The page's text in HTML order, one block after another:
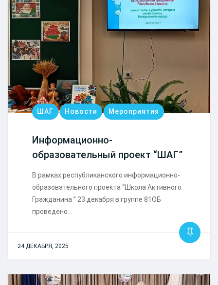
ШАГ Новости Мероприятия
Информационно-
образовательный проект “ШАГ”
В рамках республиканского информационно-
образовательного проекта “Школа Активного
Гражданина ” 23 декабря в группе 81ОБ
проведено…
24 ДЕКАБРЯ, 2025